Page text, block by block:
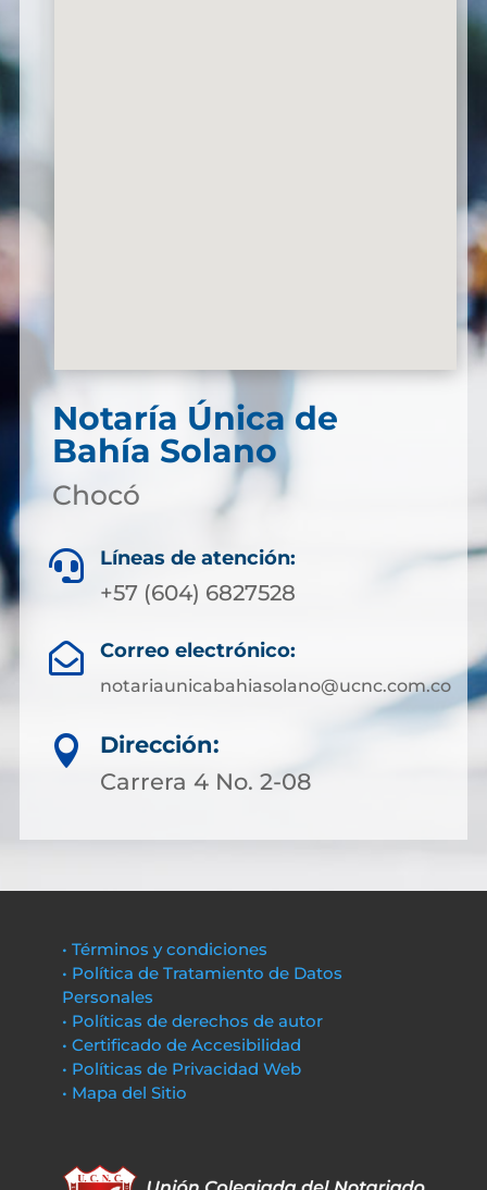
Notaría Única de
Bahía Solano
Chocó
 Líneas de atención:
+57 (604) 6827528
 Correo electrónico:
notariaunicabahiasolano@ucnc.com.co

Dirección:
Carrera 4 No. 2-08
• Términos y condiciones
• Política de Tratamiento de Datos
Personales
• Políticas de derechos de autor
• Certificado de Accesibilidad
• Políticas de Privacidad Web
• Mapa del Sitio